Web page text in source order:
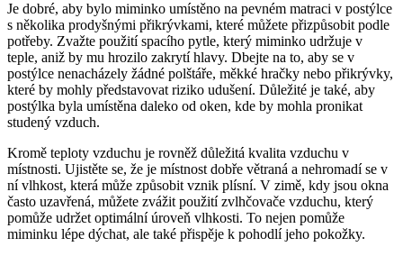
Je dobré, aby bylo miminko umístěno na pevném matraci v postýlce
s několika prodyšnými přikrývkami, které můžete přizpůsobit podle
potřeby. Zvažte použití spacího pytle, který miminko udržuje v
teple, aniž by mu hrozilo zakrytí hlavy. Dbejte na to, aby se v
postýlce nenacházely žádné polštáře, měkké hračky nebo přikrývky,
které by mohly představovat riziko udušení. Důležité je také, aby
postýlka byla umístěna daleko od oken, kde by mohla pronikat
studený vzduch.
Kromě teploty vzduchu je rovněž důležitá kvalita vzduchu v
místnosti. Ujistěte se, že je místnost dobře větraná a nehromadí se v
ní vlhkost, která může způsobit vznik plísní. V zimě, kdy jsou okna
často uzavřená, můžete zvážit použití zvlhčovače vzduchu, který
pomůže udržet optimální úroveň vlhkosti. To nejen pomůže
miminku lépe dýchat, ale také přispěje k pohodlí jeho pokožky.